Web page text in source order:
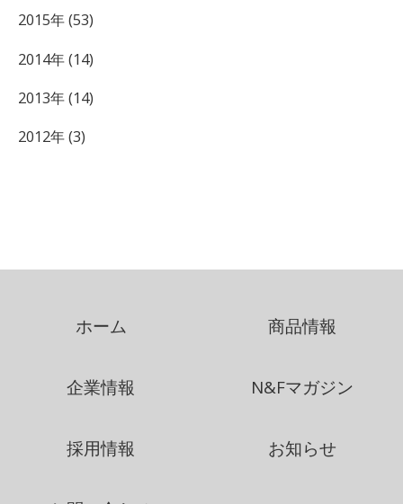
2015年 (53)
2014年 (14)
2013年 (14)
2012年 (3)
ホーム 商品情報
企業情報 N&Fマガジン
採用情報 お知らせ